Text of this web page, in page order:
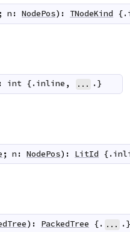
; n : NodePos) : TNodeKind {.
: int {.inline , ... .}
; n : NodePos) : LitId {.
) : PackedTree {. ...